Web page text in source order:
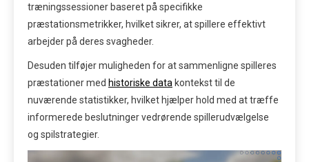
træningssessioner baseret på specifikke
præstationsmetrikker, hvilket sikrer, at spillere effektivt
arbejder på deres svagheder.
Desuden tilføjer muligheden for at sammenligne spilleres
præstationer med historiske data kontekst til de
nuværende statistikker, hvilket hjælper hold med at træffe
informerede beslutninger vedrørende spillerudvælgelse
og spilstrategier.